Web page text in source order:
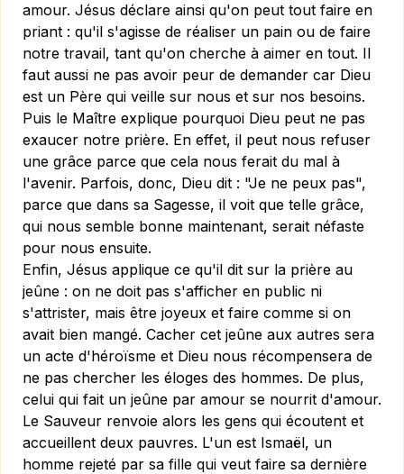
amour. Jésus déclare ainsi qu'on peut tout faire en
priant : qu'il s'agisse de réaliser un pain ou de faire
notre travail, tant qu'on cherche à aimer en tout. Il
faut aussi ne pas avoir peur de demander car Dieu
est un Père qui veille sur nous et sur nos besoins.
Puis le Maître explique pourquoi Dieu peut ne pas
exaucer notre prière. En effet, il peut nous refuser
une grâce parce que cela nous ferait du mal à
l'avenir. Parfois, donc, Dieu dit : "Je ne peux pas",
parce que dans sa Sagesse, il voit que telle grâce,
qui nous semble bonne maintenant, serait néfaste
pour nous ensuite.
Enfin, Jésus applique ce qu'il dit sur la prière au
jeûne : on ne doit pas s'afficher en public ni
s'attrister, mais être joyeux et faire comme si on
avait bien mangé. Cacher cet jeûne aux autres sera
un acte d'héroïsme et Dieu nous récompensera de
ne pas chercher les éloges des hommes. De plus,
celui qui fait un jeûne par amour se nourrit d'amour.
Le Sauveur renvoie alors les gens qui écoutent et
accueillent deux pauvres. L'un est Ismaël, un
homme rejeté par sa fille qui veut faire sa dernière